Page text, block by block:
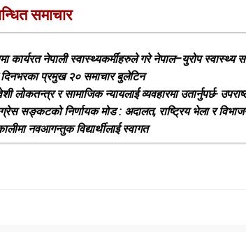
समाचार
कार्यरत नेपाली स्वास्थ्यकर्मीहरुले गरे नेपाल–युरोप स्वास्थ्य
प्रमुख २० समाचार बुलेटिन
लोकतन्त्र र सामाजिक न्यायलाई व्यवहारमा उतार्नुपर्छ-
सङ्कटको निर्णायक मोड : अदालत, राष्ट्रिय भेला र
नवआगन्तुक विद्यार्थीलाई स्वागत